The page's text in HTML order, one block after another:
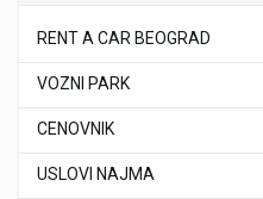
RENT A CAR BEOGRAD
VOZNI PARK
CENOVNIK
USLOVI NAJMA